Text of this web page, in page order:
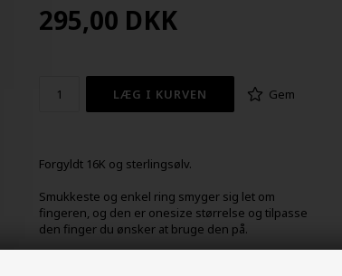
295,00 DKK
Gem
Forgyldt 16K og sterlingsølv.
Smukkeste og enkel ring smyger sig let om
fingeren, og den er onesize størrelse og tilpasse
den finger du ønsker at bruge den på.